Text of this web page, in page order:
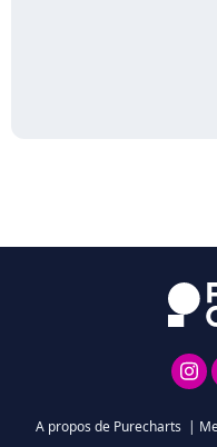
A propos de Purecharts |